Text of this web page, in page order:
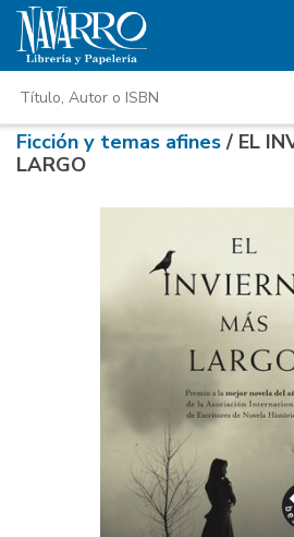
Ficción y temas afines/ EL
LARGO